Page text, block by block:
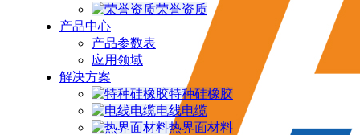
荣誉资质
产品中心
产品参数表
应用领域
解决方案
特种硅橡胶
电线电缆
热界面材料